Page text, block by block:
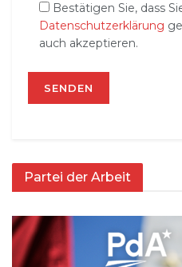
Bestätigen Sie, dass
Datenschutzerklärung
auch akzeptieren.
Partei der Arbeit